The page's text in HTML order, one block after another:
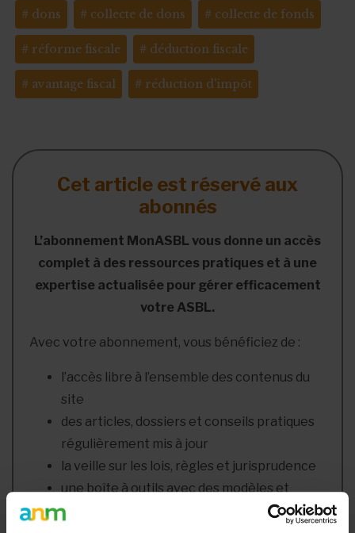
dons collecte de dons collecte de fonds
réforme fiscale déduction fiscale
avantage fiscal réduction d'impôt
Cet article est réservé aux
abonnés
L’abonnement MonASBL vous donne un accès
complet à des ressources pratiques et à une
expertise actualisée pour gérer efficacement
votre ASBL.
Avec votre abonnement, vous bénéficiez de :
l’accès libre à l’ensemble des contenus du
site
des articles, dossiers et conseils pratiques
régulièrement mis à jour
la veille sur les lois, règles et jurisprudence
une boîte à outils avec des modèles et
ressources téléchargeables